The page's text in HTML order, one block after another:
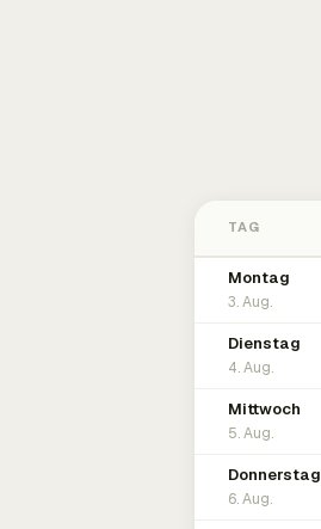
TAG
Montag
3. Aug.
Dienstag
4. Aug.
Mittwoch
5. Aug.
Donnerstag
6. Aug.